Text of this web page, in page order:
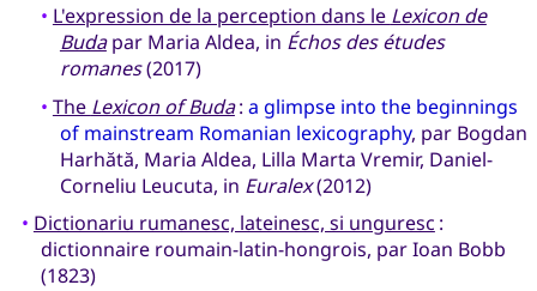
• L'expression de la perception dans le Lexicon de
Budapar Maria Aldea, in Échos des études
romanes(2017)
• The Lexicon of Buda: a glimpse into the beginnings
of mainstream Romanian lexicography, par Bogdan
Harhătă, Maria Aldea, Lilla Marta Vremir, Daniel-
Corneliu Leucuta, in Euralex(2012)
• Dictionariu rumanesc, lateinesc, si unguresc :
dictionnaire roumain-latin-hongrois, par Ioan Bobb
(1823)